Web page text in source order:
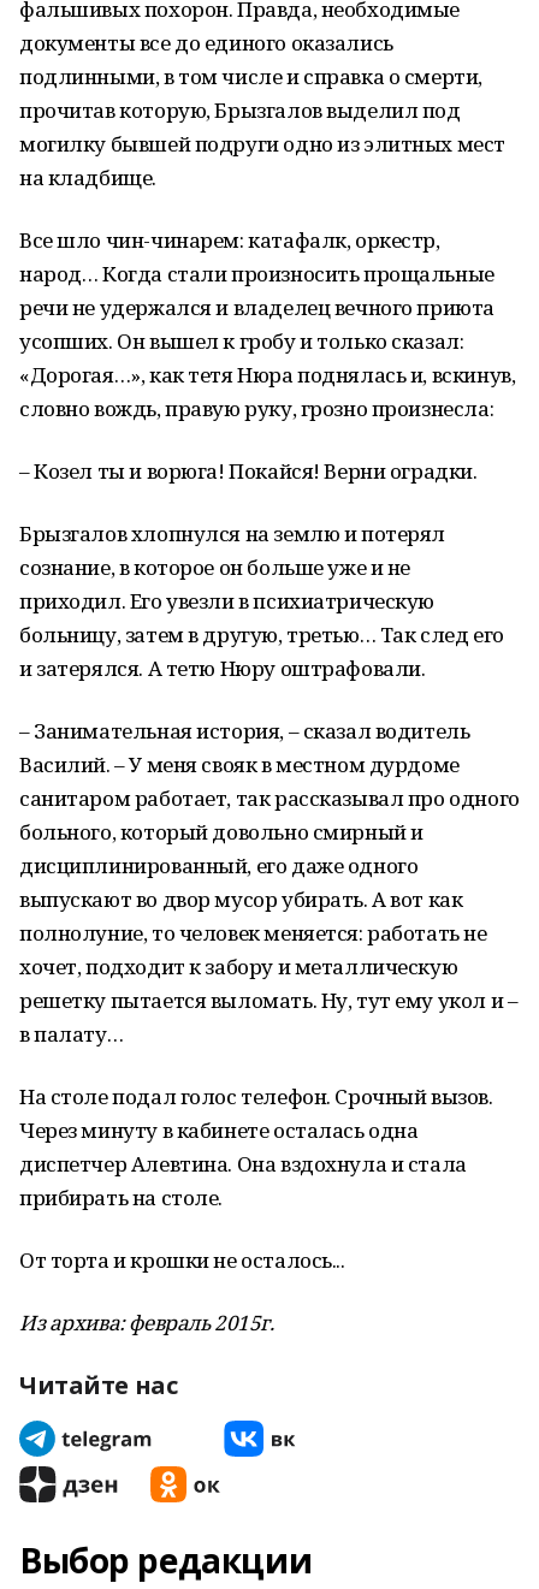
фальшивых похорон. Правда, необходимые
документы все до единого оказались
подлинными, в том числе и справка о смерти,
прочитав которую, Брызгалов выделил под
могилку бывшей подруги одно из элитных мест
на кладбище.
Все шло чин-чинарем: катафалк, оркестр,
народ… Когда стали произносить прощальные
речи не удержался и владелец вечного приюта
усопших. Он вышел к гробу и только сказал:
«Дорогая…», как тетя Нюра поднялась и, вскинув,
словно вождь, правую руку, грозно произнесла:
– Козел ты и ворюга! Покайся! Верни оградки.
Брызгалов хлопнулся на землю и потерял
сознание, в которое он больше уже и не
приходил. Его увезли в психиатрическую
больницу, затем в другую, третью… Так след его
и затерялся. А тетю Нюру оштрафовали.
– Занимательная история, – сказал водитель
Василий. – У меня свояк в местном дурдоме
санитаром работает, так рассказывал про одного
больного, который довольно смирный и
дисциплинированный, его даже одного
выпускают во двор мусор убирать. А вот как
полнолуние, то человек меняется: работать не
хочет, подходит к забору и металлическую
решетку пытается выломать. Ну, тут ему укол и –
в палату…
На столе подал голос телефон. Срочный вызов.
Через минуту в кабинете осталась одна
диспетчер Алевтина. Она вздохнула и стала
прибирать на столе.
От торта и крошки не осталось...
Из архива: февраль 2015г.
Читайте нас
Выбор редакции